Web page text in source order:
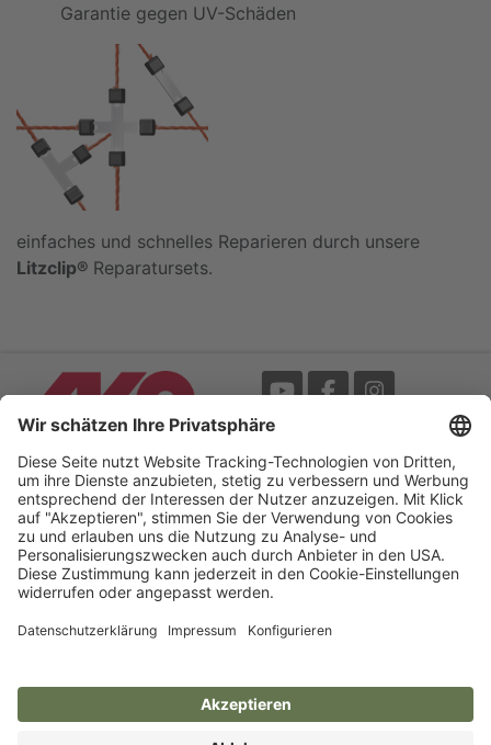
Garantie gegen UV-Schäden
einfaches und schnelles Reparieren durch unsere
Litzclip® Reparatursets.
Messe
Mediathek
Blätterkatalog
Newsletter
Bedienungsanleitungen /
My-Manual
AGB
Garantie
Impressum
Datenschutz
Barrierefreiheitserklärung
Cookie-Einstellungen
AKO-Agrartechnik GmbH & Co. KG
Germany